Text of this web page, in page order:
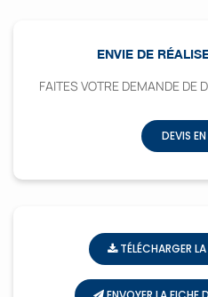
ENVIE DE
FAITES VOTRE DEMANDE DE
DEVIS
TÉLÉCHARGER